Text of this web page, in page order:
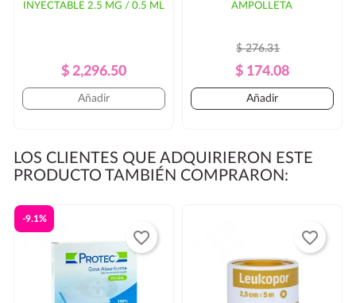
INYECTABLE 2.5 MG / 0.5 ML
Precio
Regular
Precio
$ 2,296.50
Añadir
AMPOLLETA
Precio
Regular
$ 276.31
Precio
$ 174.08
Añadir
LOS CLIENTES QUE ADQUIRIERON ESTE
PRODUCTO TAMBIÉN COMPRARON:
-9.1%
favorite_border favorite_border